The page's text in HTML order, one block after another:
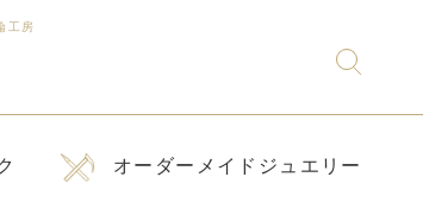
工房
オーダーメイドジュエリー